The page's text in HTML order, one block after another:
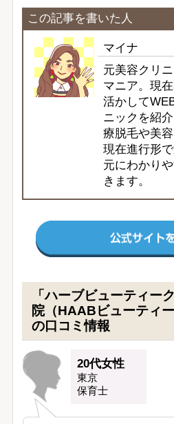
この記事を書いた人
マイナ
元美容クリ
マニア。現
活かして
ニックを紹
療脱毛や美
現在進行形
元にわかり
きます。
「ハーブビューティー
院（HAABビューティ
の口コミ情報
20代女性
東京
保育士